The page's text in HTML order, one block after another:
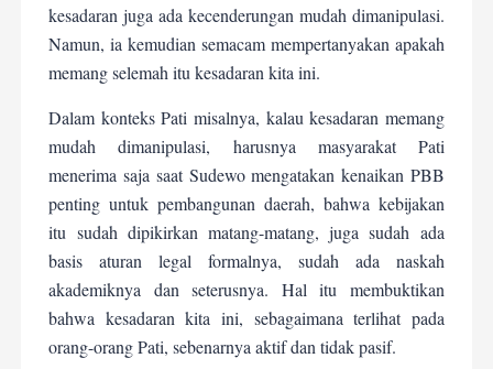
kesadaran juga ada kecenderungan mudah dimanipulasi.
Namun, ia kemudian semacam mempertanyakan apakah
memang selemah itu kesadaran kita ini.
Dalam konteks Pati misalnya, kalau kesadaran memang
mudah dimanipulasi, harusnya masyarakat Pati
menerima saja saat Sudewo mengatakan kenaikan PBB
penting untuk pembangunan daerah, bahwa kebijakan
itu sudah dipikirkan matang-matang, juga sudah ada
basis aturan legal formalnya, sudah ada naskah
akademiknya dan seterusnya. Hal itu membuktikan
bahwa kesadaran kita ini, sebagaimana terlihat pada
orang-orang Pati, sebenarnya aktif dan tidak pasif.